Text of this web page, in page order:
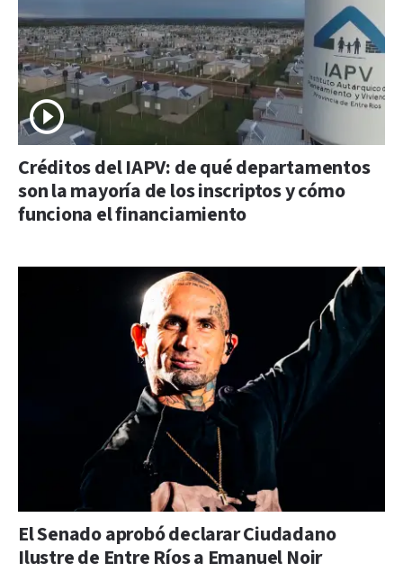
Créditos del IAPV: de qué departamentos
son la mayoría de los inscriptos y cómo
funciona el financiamiento
El Senado aprobó declarar Ciudadano
Ilustre de Entre Ríos a Emanuel Noir